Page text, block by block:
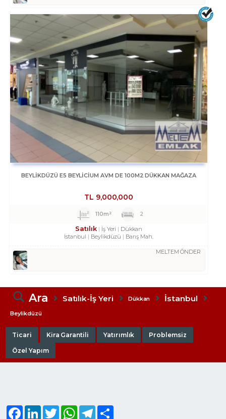
BEYLİKDÜZÜ E5 BEYLİCİUM AVM DE 100M2 DÜKKAN MAĞAZA
TL 9,000,000
110m² 2
Satılık İş Yeri
Dükkan
İstanbul
Beylikdüzü Barış Mah.
MELTEM ÖNDER
Ara Satılık-İş Yeri Dükkan İstanbul
Beylikdüzü
Ticari Kira Garantili Yatırımlık Problemsiz
Özel Yapım
FacebookLinkedInTwitter WhatsAppTelegram